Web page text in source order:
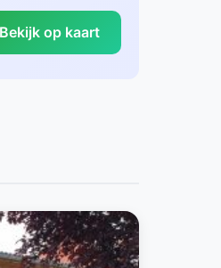
Bekijk op kaart